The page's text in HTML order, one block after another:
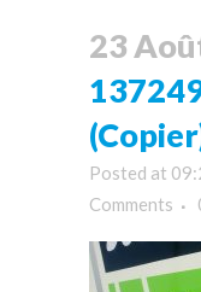
23
Posted at
Comments